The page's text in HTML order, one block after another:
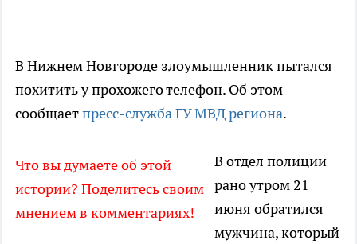
В Нижнем Новгороде злоумышленник пытался
похитить у прохожего телефон. Об этом
сообщаетпресс-служба ГУ МВД региона.
Что вы думаете об этой
истории? Поделитесь своим
мнением в комментариях!
В отдел полиции
рано утром 21
июня обратился
мужчина, который